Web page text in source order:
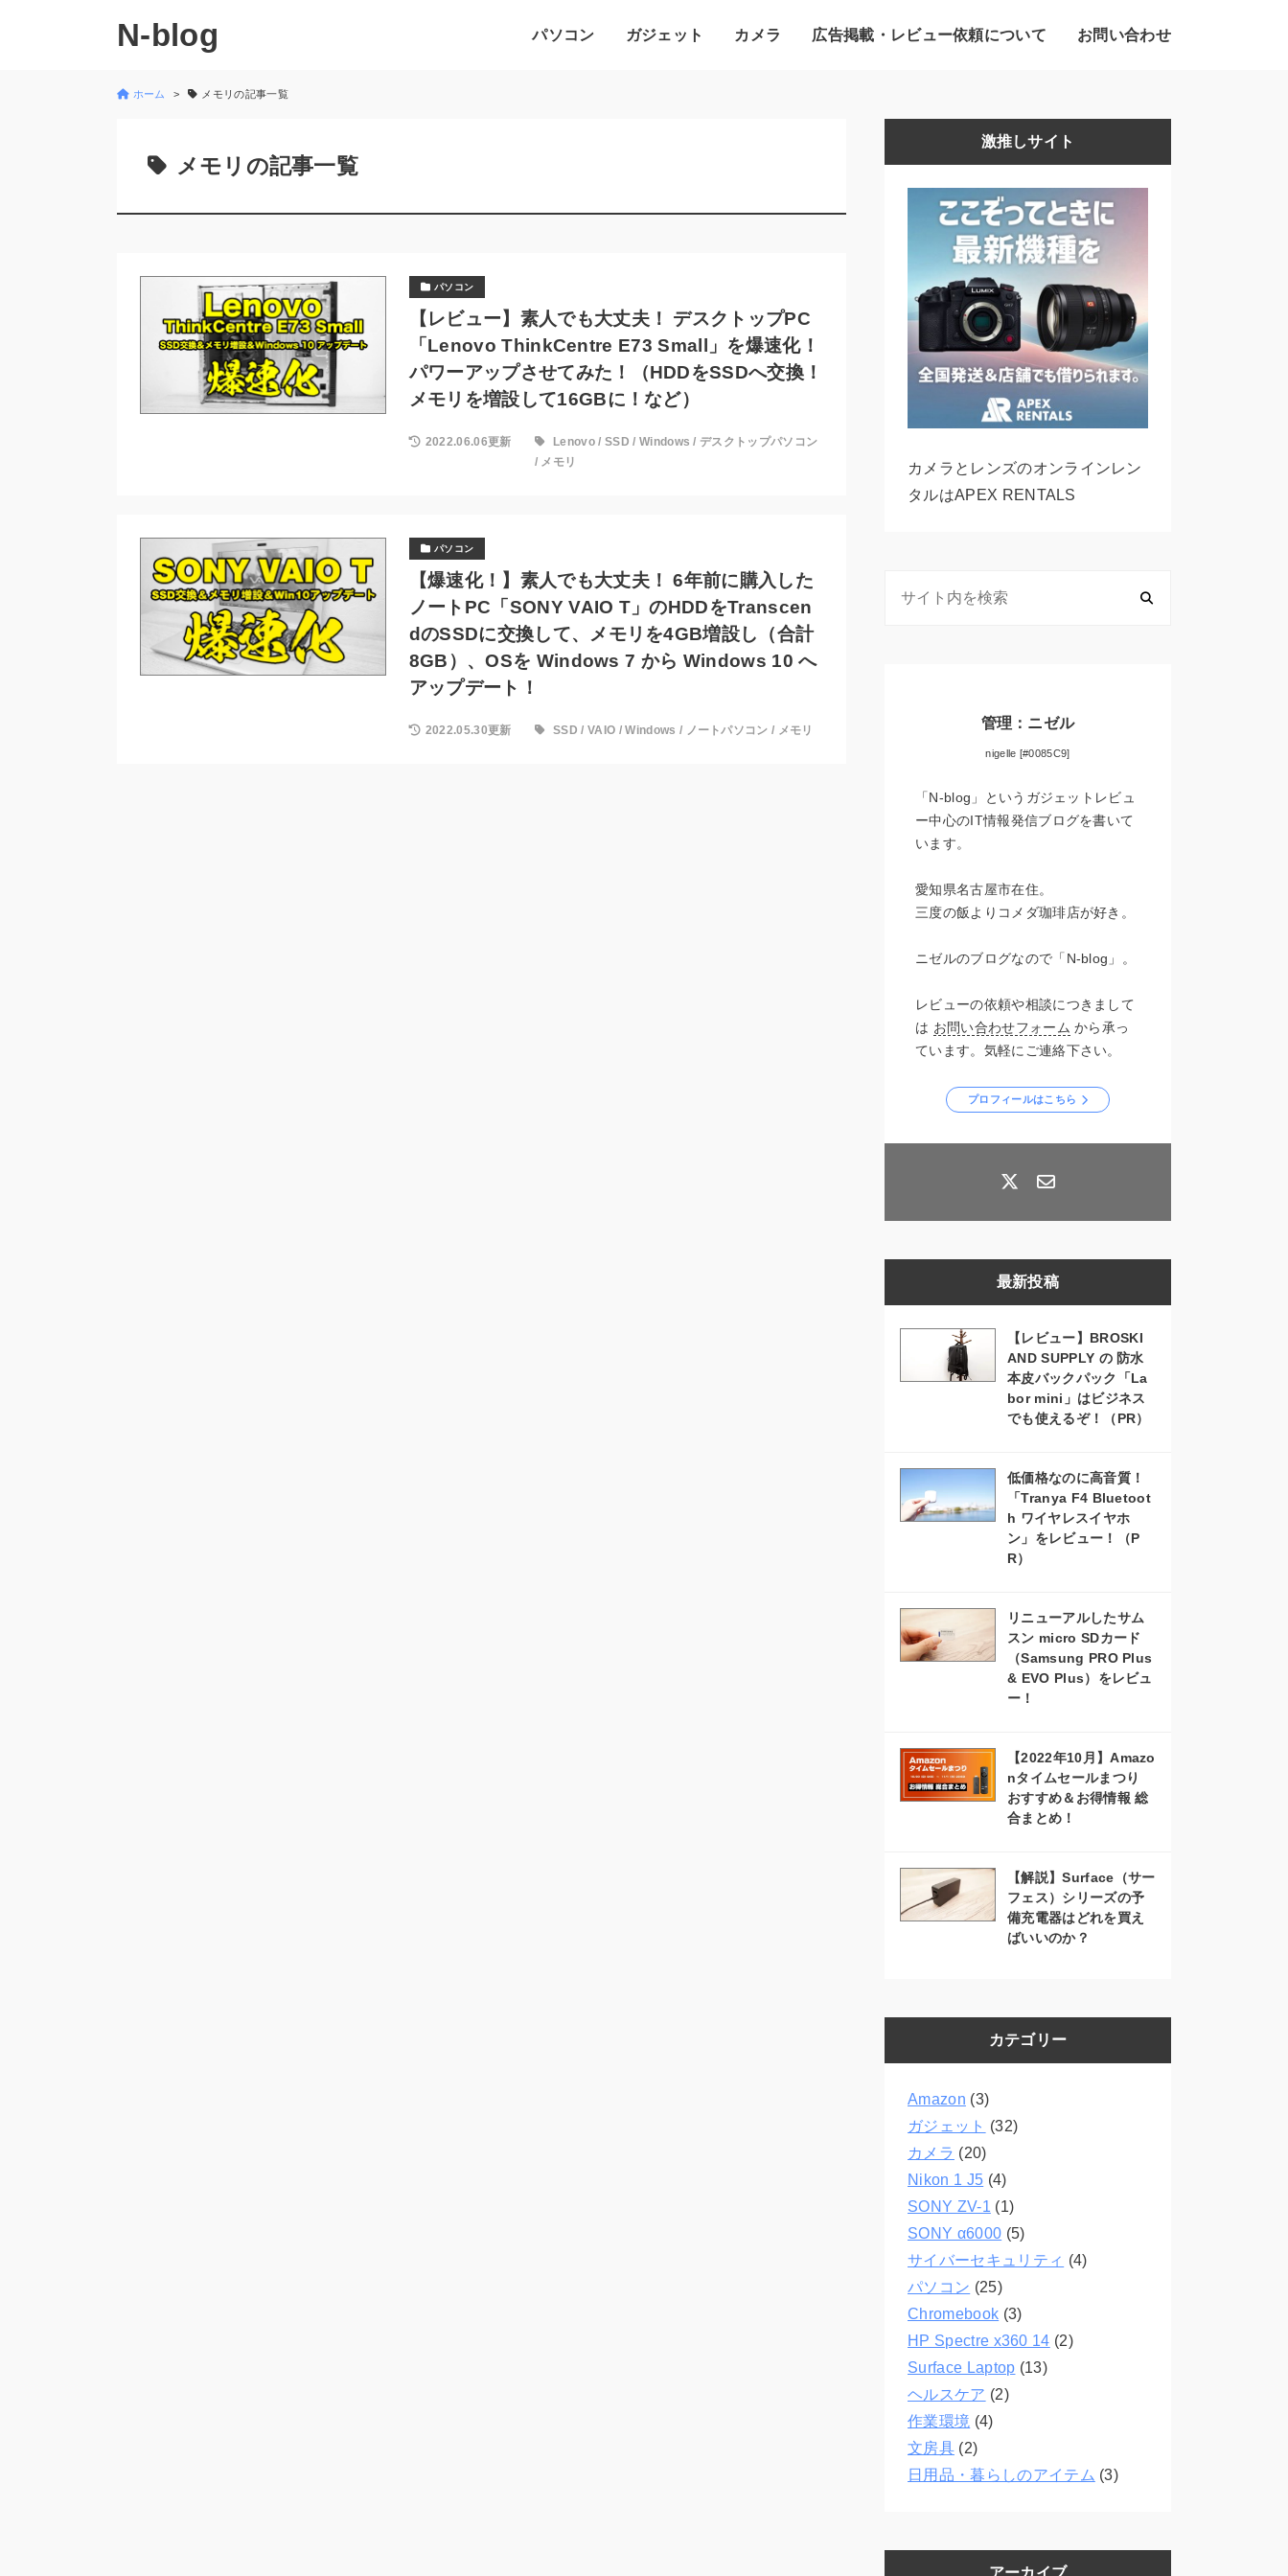
N-blog パソコン ガジェット カメラ 広告掲載・レビュー依頼について お問い合わせ
ホーム メモリの記事一覧
メモリの記事一覧
パソコン
【レビュー】素人でも大丈夫！ デスクトップPC
「Lenovo ThinkCentre E73 Small」を爆速化！
パワーアップさせてみた！（HDDをSSDへ交換！
メモリを増設して16GBに！など）
2022.06.06更新 Lenovo / SSD / Windows / デスクトップパソコン
/ メモリ
パソコン
【爆速化！】素人でも大丈夫！ 6年前に購入した
ノートPC「SONY VAIO T」のHDDをTranscen
dのSSDに交換して、メモリを4GB増設し（合計
8GB）、OSを Windows 7 から Windows 10 へ
アップデート！
2022.05.30更新 SSD /VAIO /Windows / ノートパソコン / メモリ
激推しサイト
カメラとレンズのオンラインレン
タルはAPEX RENTALS
管理：ニゼル
nigelle [#0085C9]
「N-blog」というガジェットレビュ
ー中心のIT情報発信ブログを書いて
います。
愛知県名古屋市在住。
三度の飯よりコメダ珈琲店が好き。
ニゼルのブログなので「N-blog」。
レビューの依頼や相談につきまして
は お問い合わせフォーム から承っ
ています。気軽にご連絡下さい。
プロフィールはこちら
最新投稿
【レビュー】BROSKI
AND SUPPLY の 防水
本皮バックパック「La
bor mini」はビジネス
でも使えるぞ！（PR）
低価格なのに高音質！
「Tranya F4 Bluetoot
h ワイヤレスイヤホ
ン」をレビュー！（P
R）
リニューアルしたサム
スン micro SDカード
（Samsung PRO Plus
& EVO Plus）をレビュ
ー！
【2022年10月】Amazo
nタイムセールまつり
おすすめ＆お得情報 総
合まとめ！
【解説】Surface（サー
フェス）シリーズの予
備充電器はどれを買え
ばいいのか？
カテゴリー
Amazon (3)
ガジェット (32)
カメラ (20)
Nikon 1 J5 (4)
SONY ZV-1 (1)
SONY α6000 (5)
サイバーセキュリティ (4)
パソコン (25)
Chromebook (3)
HP Spectre x360 14 (2)
Surface Laptop (13)
ヘルスケア (2)
作業環境 (4)
文房具(2)
日用品・暮らしのアイテム (3)
アーカイブ